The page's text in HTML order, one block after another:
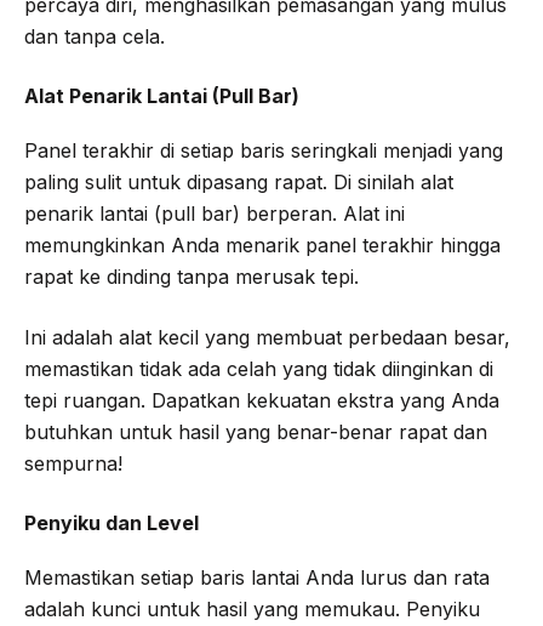
dan tanpa cela.
Alat Penarik Lantai (Pull Bar)
Panel terakhir di setiap baris seringkali menjadi yang
paling sulit untuk dipasang rapat. Di sinilah alat
penarik lantai (pull bar) berperan. Alat ini
memungkinkan Anda menarik panel terakhir hingga
rapat ke dinding tanpa merusak tepi.
Ini adalah alat kecil yang membuat perbedaan besar,
memastikan tidak ada celah yang tidak diinginkan di
tepi ruangan. Dapatkan kekuatan ekstra yang Anda
butuhkan untuk hasil yang benar-benar rapat dan
sempurna!
Penyiku dan Level
Memastikan setiap baris lantai Anda lurus dan rata
adalah kunci untuk hasil yang memukau. Penyiku